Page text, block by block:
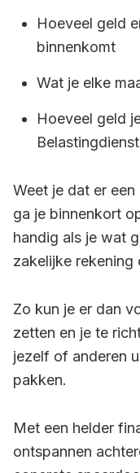
Hoeveel geld
binnenkomt
Wat je elke
Hoeveel geld
Belastingdienst
Weet je dat er
ga je binnenkort
handig als je wat
zakelijke rekening
Zo kun je er dan
zetten en je te
jezelf of anderen
pakken.
Met een helder
ontspannen